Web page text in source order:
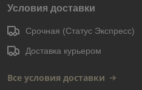
Условия доставки
Срочная (Статус Экспресс)
Доставка курьером
Все условия доставки